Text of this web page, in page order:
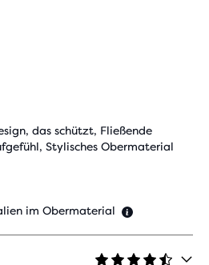
das schützt, Fließende
Stylisches Obermaterial
im Obermaterial